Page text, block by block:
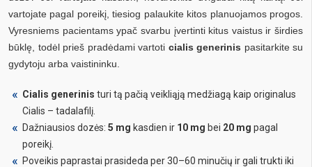
vartojate pagal poreikį, tiesiog palaukite kitos planuojamos progos.
Vyresniems pacientams ypač svarbu įvertinti kitus vaistus ir širdies
būklę, todėl prieš pradėdami vartoti cialis generinis pasitarkite su
gydytoju arba vaistininku.
Cialis generinis turi tą pačią veikliąją medžiagą kaip originalus
Cialis – tadalafilį.
Dažniausios dozės: 5 mg kasdien ir 10 mg bei 20 mg pagal
poreikį.
Poveikis paprastai prasideda per 30–60 minučių ir gali trukti iki